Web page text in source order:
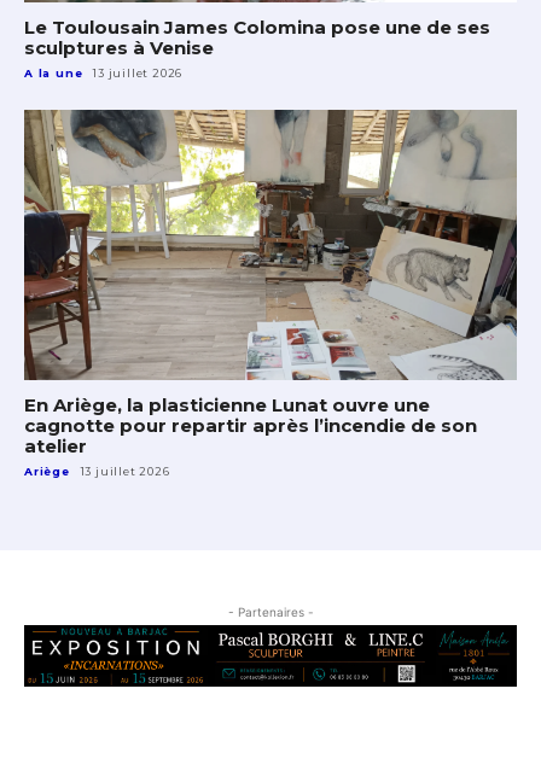
Le Toulousain James Colomina pose une de ses
sculptures à Venise
A la une 13 juillet 2026
En Ariège, la plasticienne Lunat ouvre une
cagnotte pour repartir après l’incendie de son
atelier
Ariège 13 juillet 2026
- Partenaires -